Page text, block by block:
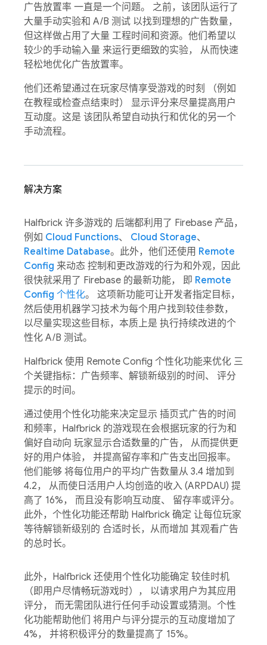
广告放置率 一直是一个问题。 之前，该团队运行了
大量手动实验和 A/B 测试 以找到理想的广告数量，
但这样做占用了大量 工程时间和资源。他们希望以
较少的手动输入量 来运行更细致的实验， 从而快速
轻松地优化广告放置率。
他们还希望通过在玩家尽情享受游戏的时刻 （例如
在教程或检查点结束时） 显示评分来尽量提高用户
互动度。这是 该团队希望自动执行和优化的另一个
手动流程。
解决方案
Halfbrick 许多游戏的 后端都利用了 Firebase 产品，
例如 Cloud Functions、 Cloud Storage、
Realtime Database。此外，他们还使用 Remote
Config 来动态 控制和更改游戏的行为和外观，因此
很快就采用了 Firebase 的最新功能， 即 Remote
Config 个性化。 这项新功能可让开发者指定目标，
然后使用机器学习技术为每个用户找到较佳参数，
以尽量实现这些目标，本质上是 执行持续改进的个
性化 A/B 测试。
Halfbrick 使用 Remote Config 个性化功能来优化 三
个关键指标：广告频率、解锁新级别的时间、 评分
提示的时间。
通过使用个性化功能来决定显示 插页式广告的时间
和频率，Halfbrick 的游戏现在会根据玩家的行为和
偏好自动向 玩家显示合适数量的广告， 从而提供更
好的用户体验， 并提高留存率和广告支出回报率。
他们能够 将每位用户的平均广告数量从 3.4 增加到
4.2， 从而使日活用户人均创造的收入 (ARPDAU) 提
高了 16%， 而且没有影响互动度、 留存率或评分。
此外，个性化功能还帮助 Halfbrick 确定 让每位玩家
等待解锁新级别的 合适时长，从而增加 其观看广告
的总时长。
此外，Halfbrick 还使用个性化功能确定 较佳时机
（即用户尽情畅玩游戏时）， 以请求用户为其应用
评分， 而无需团队进行任何手动设置或猜测。个性
化功能帮助他们 将用户与评分提示的互动度增加了
4%， 并将积极评分的数量提高了 15%。